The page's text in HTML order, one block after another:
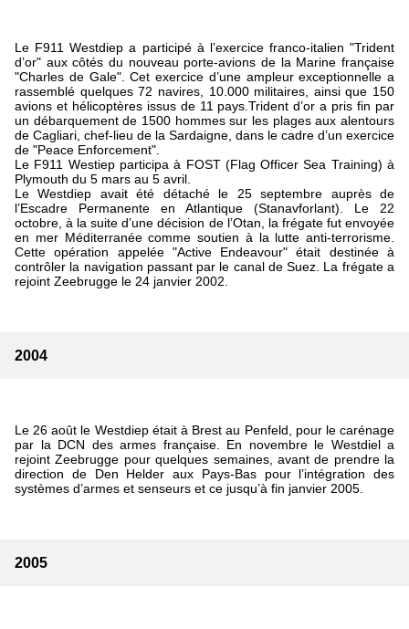
Le F911 Westdiep a participé à l’exercice franco-italien "Trident
d’or" aux côtés du nouveau porte-avions de la Marine française
"Charles de Gale". Cet exercice d’une ampleur exceptionnelle a
rassemblé quelques 72 navires, 10.000 militaires, ainsi que 150
avions et hélicoptères issus de 11 pays.Trident d’or a pris fin par
un débarquement de 1500 hommes sur les plages aux alentours
de Cagliari, chef-lieu de la Sardaigne, dans le cadre d’un exercice
de "Peace Enforcement".
Le F911 Westiep participa à FOST (Flag Officer Sea Training) à
Plymouth du 5 mars au 5 avril.
Le Westdiep avait été détaché le 25 septembre auprès de
l’Escadre Permanente en Atlantique (Stanavforlant). Le 22
octobre, à la suite d’une décision de l’Otan, la frégate fut envoyée
en mer Méditerranée comme soutien à la lutte anti-terrorisme.
Cette opération appelée "Active Endeavour" était destinée à
contrôler la navigation passant par le canal de Suez. La frégate a
rejoint Zeebrugge le 24 janvier 2002.
2004
Le 26 août le Westdiep était à Brest au Penfeld, pour le carénage
par la DCN des armes française. En novembre le Westdiel a
rejoint Zeebrugge pour quelques semaines, avant de prendre la
direction de Den Helder aux Pays-Bas pour l’intégration des
systèmes d’armes et senseurs et ce jusqu’à fin janvier 2005.
2005